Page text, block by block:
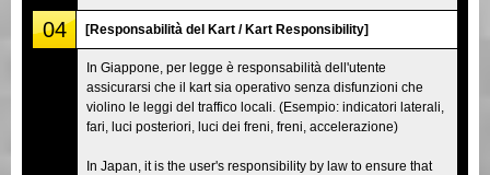
04 [Responsabilità del Kart / Kart Responsibility]
In Giappone, per legge è responsabilità dell'utente
assicurarsi che il kart sia operativo senza disfunzioni che
violino le leggi del traffico locali. (Esempio: indicatori laterali,
fari, luci posteriori, luci dei freni, freni, accelerazione)
In Japan, it is the user's responsibility by law to ensure that